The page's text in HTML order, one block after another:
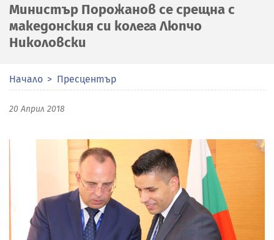
Министър Порожанов се срещна с
македонския си колега Люпчо
Николовски
Начало Пресцентър
20 Април 2018